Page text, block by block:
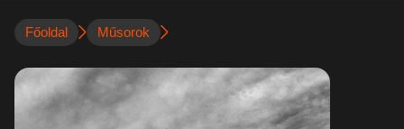
Főoldal Műsorok